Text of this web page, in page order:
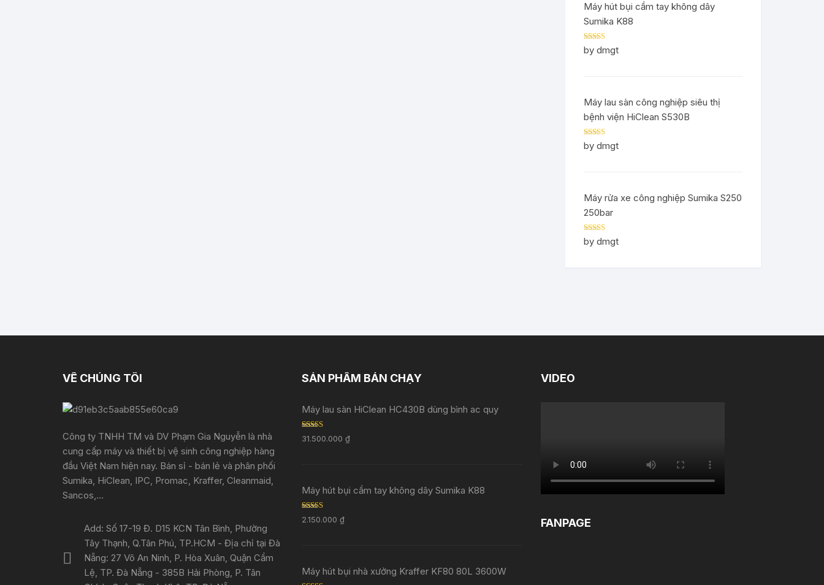
Máy hút bụi cầm tay không dây
Sumika K88
Rated5out
of 5
by dmgt
Máy lau sàn công nghiệp siêu thị
bệnh viện HiClean S530B
Rated5out
of 5
by dmgt
Máy rửa xe công nghiệp Sumika S250
250bar
Rated5out
of 5
by dmgt
VỀ CHÚNG TÔI
Công ty TNHH TM và DV Phạm Gia Nguyễn là nhà
cung cấp máy và thiết bị vệ sinh công nghiệp hàng
đầu Việt Nam hiện nay. Bán sỉ - bán lẻ và phân phối
Sumika, HiClean, IPC, Promac, Kraffer, Cleanmaid,
Sancos,...
Add: Số 17-19 Đ. D15 KCN Tân Bình, Phường
Tây Thạnh, Q.Tân Phú, TP.HCM - Địa chỉ tại Đà
Nẵng: 27 Võ An Ninh, P. Hòa Xuân, Quận Cẩm
Lệ, TP. Đà Nẵng - 385B Hải Phòng, P. Tân
SẢN PHẨM BÁN CHẠY
Máy lau sàn HiClean HC430B dùng bình ac quy
Rated5.00
out of 5
31.500.000 ₫
Máy hút bụi cầm tay không dây Sumika K88
Rated 5.00
out of 5
2.150.000 ₫
Máy hút bụi nhà xưởng Kraffer KF80 80L 3600W
VIDEO
FANPAGE